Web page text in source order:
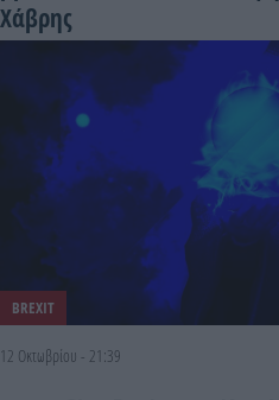
Χάβρης
BREXIT
12 Οκτωβρίου - 21:39